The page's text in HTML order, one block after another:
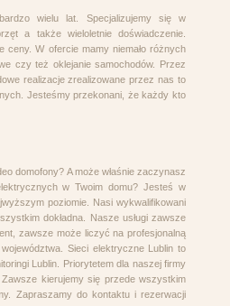
wielu lat. Specjalizujemy się w
a także wieloletnie doświadczenie.
W ofercie mamy niemało różnych
czy też oklejanie samochodów. Przez
realizacje zrealizowane przez nas to
Jesteśmy przekonani, że każdy kto
domofony? A może właśnie zaczynasz
w Twoim domu? Jesteś w
poziomie. Nasi wykwalifikowani
dokładna. Nasze usługi zawsze
zawsze może liczyć na profesjonalną
Sieci elektryczne Lublin to
Lublin. Priorytetem dla naszej firmy
kierujemy się przede wszystkim
Zapraszamy do kontaktu i rezerwacji